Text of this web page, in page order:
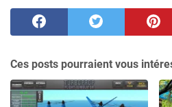
Ces posts pourraient vous